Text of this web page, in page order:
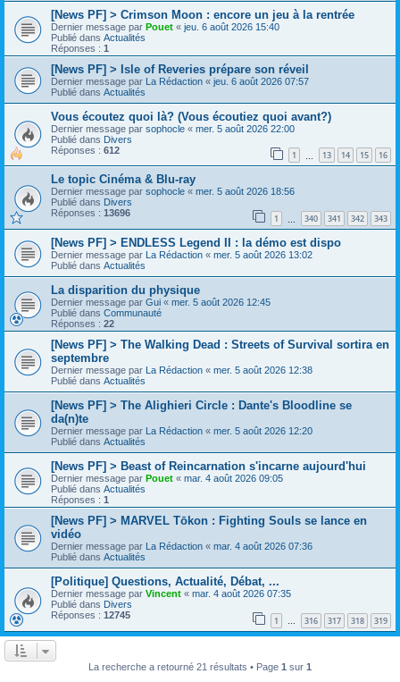
[News PF] > Crimson Moon : encore un jeu à la rentrée
Dernier message par Pouet « jeu. 6 août 2026 15:40
Publié dans Actualités
Réponses : 1
[News PF] > Isle of Reveries prépare son réveil
Dernier message par La Rédaction « jeu. 6 août 2026 07:57
Publié dans Actualités
Vous écoutez quoi là? (Vous écoutiez quoi avant?)
Dernier message par sophocle « mer. 5 août 2026 22:00
Publié dans Divers
Réponses : 612 1 13 14 15 16
Le topic Cinéma & Blu-ray
Dernier message par sophocle « mer. 5 août 2026 18:56
Publié dans Divers
Réponses : 13696 1 340 341 342 343
[News PF] > ENDLESS Legend II : la démo est dispo
Dernier message par La Rédaction « mer. 5 août 2026 13:02
Publié dans Actualités
La disparition du physique
Dernier message par Gui « mer. 5 août 2026 12:45
Publié dans Communauté
Réponses : 22
[News PF] > The Walking Dead : Streets of Survival sortira en
septembre
Dernier message par La Rédaction « mer. 5 août 2026 12:38
Publié dans Actualités
[News PF] > The Alighieri Circle : Dante's Bloodline se
da(n)te
Dernier message par La Rédaction « mer. 5 août 2026 12:20
Publié dans Actualités
[News PF] > Beast of Reincarnation s'incarne aujourd'hui
Dernier message par Pouet « mar. 4 août 2026 09:05
Publié dans Actualités
Réponses : 1
[News PF] > MARVEL Tōkon : Fighting Souls se lance en
vidéo
Dernier message par La Rédaction « mar. 4 août 2026 07:36
Publié dans Actualités
[Politique] Questions, Actualité, Débat, ...
Dernier message par Vincent « mar. 4 août 2026 07:35
Publié dans Divers
Réponses : 12745 1 … 316 317 318 319
La recherche a retourné 21 résultats • Page 1 sur 1